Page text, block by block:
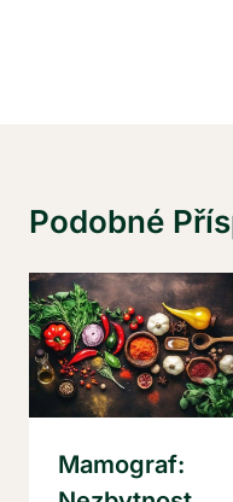
Podobné
Mamograf: